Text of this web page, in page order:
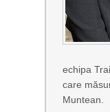
echipa
care
Muntean.